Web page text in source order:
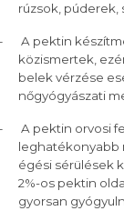
rúzsok, púderek,
A pektin
közismertek,
belek vérzése
nőgyógyászati
A pektin orvosi
leghatékonyabb
égési sérülések
2%-os pektin
gyorsan